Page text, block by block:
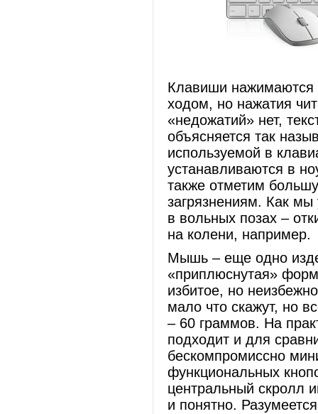
Клавиши нажимаются
ходом, но нажатия
«недожатий» нет,
объясняется так
используемой в
устанавливаются в
также отметим
загрязнениям. Как мы
в вольных позах –
на колени, например.
Мышь – еще одно
«приплюснутая»
избитое, но
мало что скажут, но
– 60 граммов. На
подходит и для
бескомпромиссно
функциональных
центральный скролл
и понятно.